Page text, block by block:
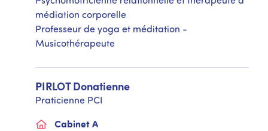
médiation corporelle
Professeur de yoga et méditation -
Musicothérapeute
PIRLOTDonatienne
Praticienne PCI
Cabinet A